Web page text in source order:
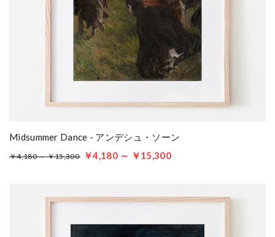
Midsummer Dance - アンデシュ・ソーン
￥4,180 ～ ￥15,300 ￥4,180 ～ ￥15,300